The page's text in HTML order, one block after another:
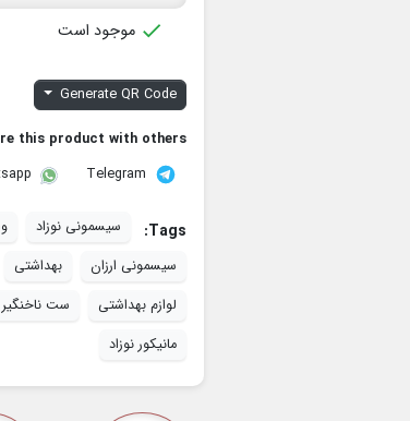
 موجود است
Generate QR Code
this product with others:
Telegram
Tags: سیسمونی نوزاد
سیسمونی ارزان
بهداشتی
لوازم بهداشتی
ست ناخنگیر
مانیکور نوزاد